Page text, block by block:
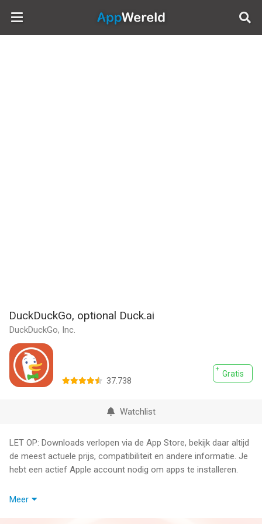
AppWereld
DuckDuckGo, optional Duck.ai
DuckDuckGo, Inc.
Gratis
37.738
Watchlist
LET OP: Downloads verlopen via de App Store, bekijk daar altijd
de meest actuele prijs, compatibiliteit en andere informatie. Je
hebt een actief Apple account nodig om apps te installeren.
Bij DuckDuckGo zijn we ervan overtuigd dat je je persoonlijke
Meer